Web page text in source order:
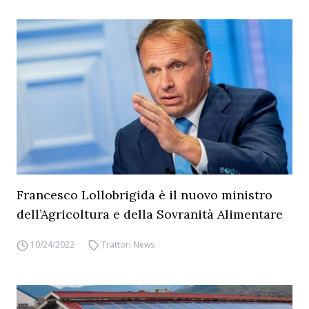
Francesco Lollobrigida è il nuovo ministro
dell’Agricoltura e della Sovranità Alimentare
10/24/2022 Trattori News